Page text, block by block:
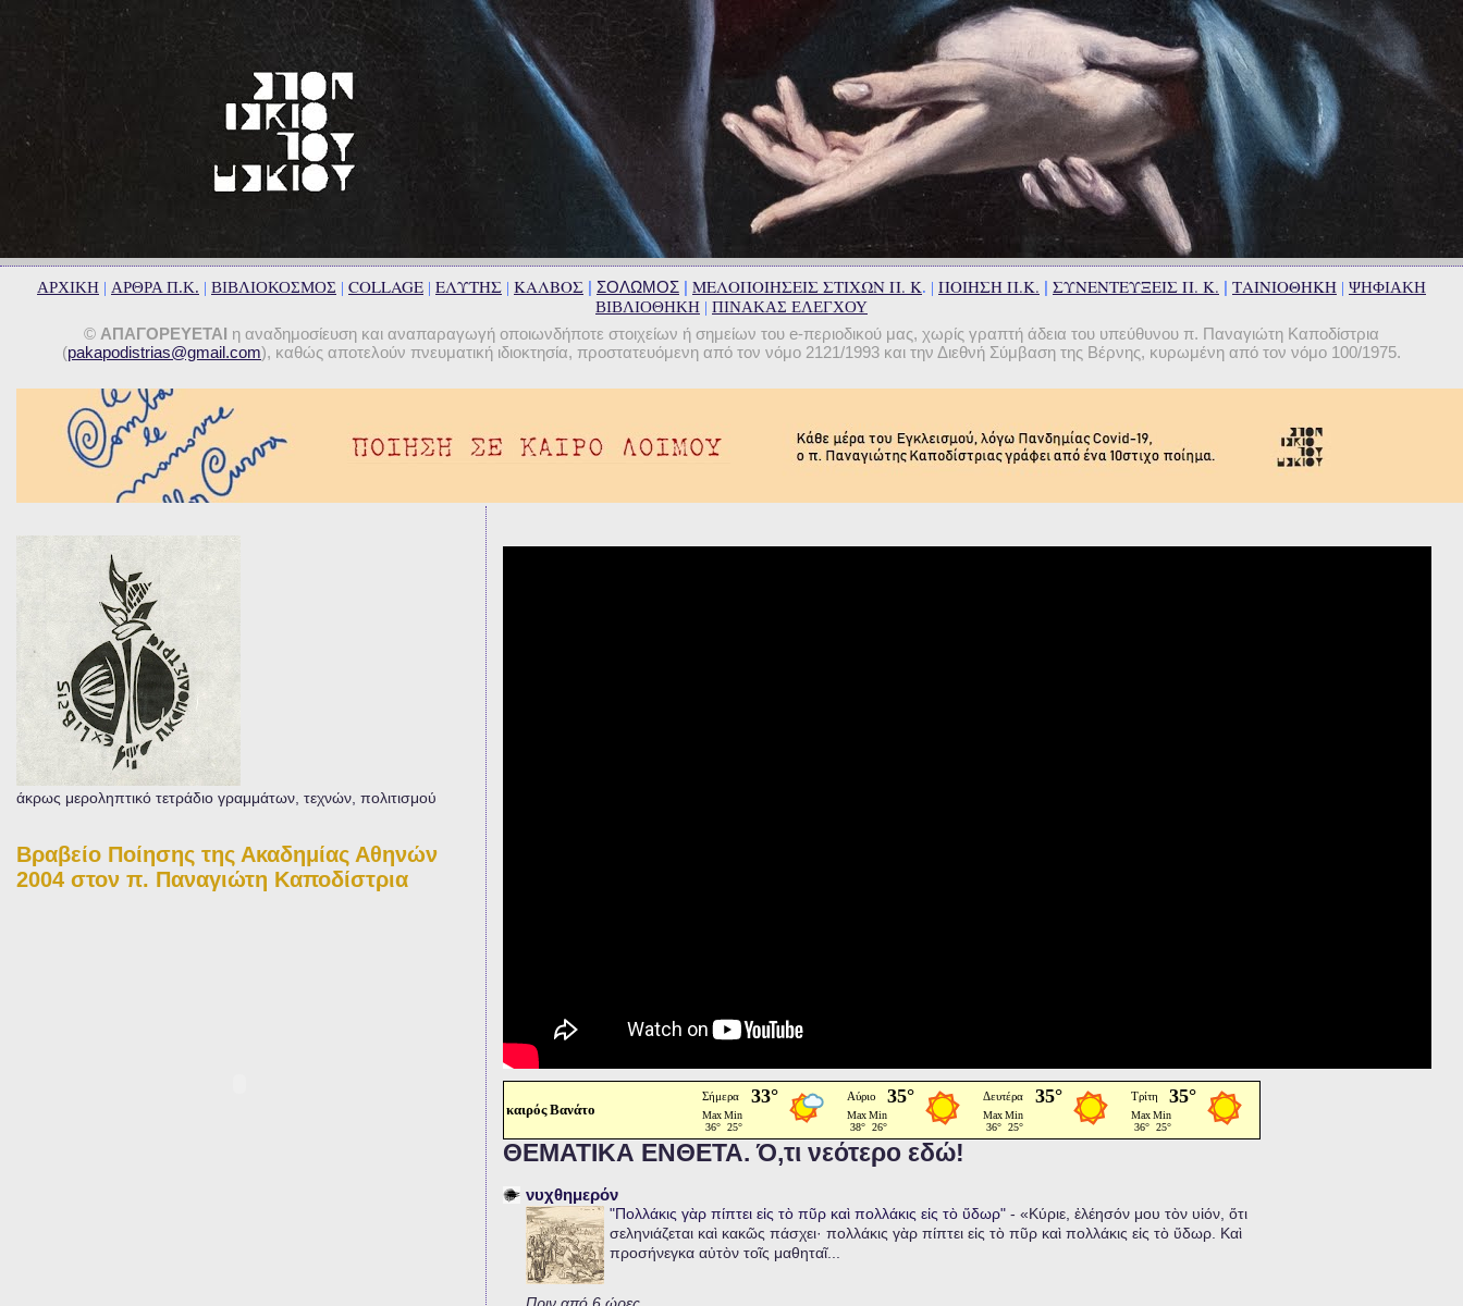
ΑΡΧΙΚΗ | ΑΡΘΡΑ Π.Κ. | ΒΙΒΛΙΟΚΟΣΜΟΣ | COLLAGE | ΕΛΥΤΗΣ | ΚΑΛΒΟΣ | ΣΟΛΩΜΟΣ | ΜΕΛΟΠΟΙΗΣΕΙΣ ΣΤΙΧΩΝ Π. Κ. | ΠΟΙΗΣΗ Π.Κ. | ΣΥΝΕΝΤΕΥΞΕΙΣ Π. Κ. | ΤΑΙΝΙΟΘΗΚΗ | ΨΗΦΙΑΚΗ
ΒΙΒΛΙΟΘΗΚΗ | ΠΙΝΑΚΑΣ ΕΛΕΓΧΟΥ
© ΑΠΑΓΟΡΕΥΕΤΑΙ η αναδημοσίευση και αναπαραγωγή οποιωνδήποτε στοιχείων ή σημείων του e-περιοδικού μας, χωρίς γραπτή άδεια του υπεύθυνου π. Παναγιώτη Καποδίστρια
(pakapodistrias@gmail.com), καθώς αποτελούν πνευματική ιδιοκτησία, προστατευόμενη από τον νόμο 2121/1993 και την Διεθνή Σύμβαση της Βέρνης, κυρωμένη από τον νόμο 100/1975.
καιρός Βανάτο
ΘΕΜΑΤΙΚΑ ΕΝΘΕΤΑ. Ό,τι νεότερο εδώ!
νυχθημερόν
"Πολλάκις γὰρ πίπτει εἰς τὸ πῦρ καὶ πολλάκις εἰς τὸ ὕδωρ" - «Κύριε, ἐλέησόν μου τὸν υἱόν, ὅτι
σεληνιάζεται καὶ κακῶς πάσχει· πολλάκις γὰρ πίπτει εἰς τὸ πῦρ καὶ πολλάκις εἰς τὸ ὕδωρ. Καὶ
προσήνεγκα αὐτὸν τοῖς μαθηταῖ...
Πριν από 6 ώρες
άκρως μεροληπτικό τετράδιο γραμμάτων, τεχνών, πολιτισμού
Βραβείο Ποίησης της Ακαδημίας Αθηνών
2004 στον π. Παναγιώτη Καποδίστρια